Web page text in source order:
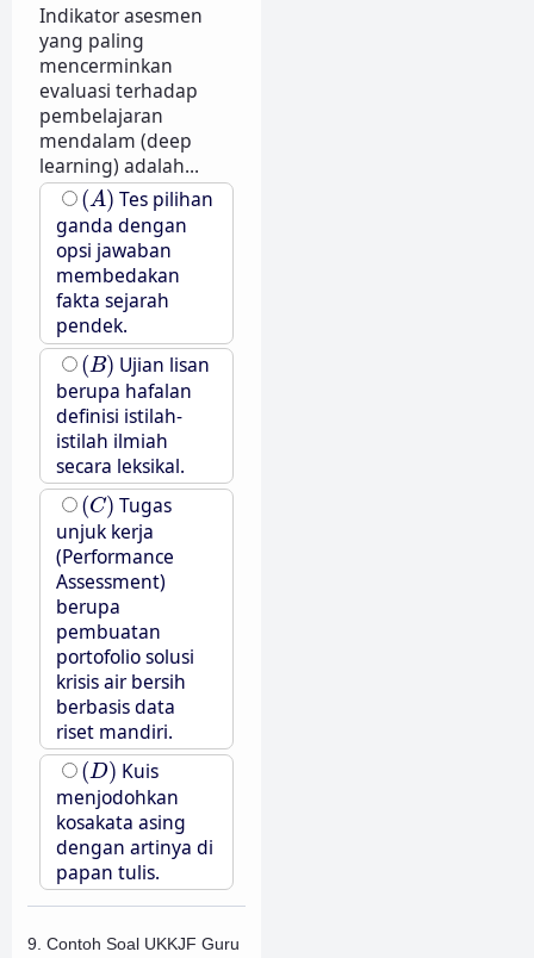
Indikator asesmen
yang paling
mencerminkan
evaluasi terhadap
pembelajaran
mendalam (deep
learning) adalah...
(A)
(A) Tes pilihan
ganda dengan
opsi jawaban
membedakan
fakta sejarah
pendek.
(B)
(B) Ujian lisan
berupa hafalan
definisi istilah-
istilah ilmiah
secara leksikal.
(C)
(C) Tugas
unjuk kerja
(Performance
Assessment)
berupa
pembuatan
portofolio solusi
krisis air bersih
berbasis data
riset mandiri.
(D)
(D) Kuis
menjodohkan
kosakata asing
dengan artinya di
papan tulis.
9. Contoh Soal UKKJF Guru